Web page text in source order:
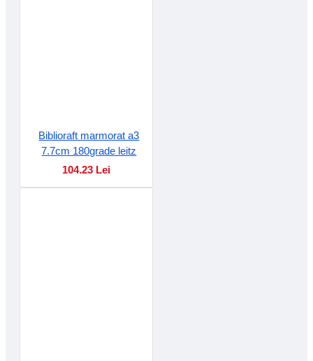
Biblioraft marmorat a3
7.7cm 180grade leitz
104.23 Lei